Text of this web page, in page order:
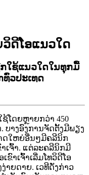
ດີໂອແນວໃດ
ກໃຊ້ແນວໃດໃນທຸກມື້
ວປະເທດ
ຊໂດຍຫາຍກວາ 450
. ບາງອງການຈດຕງມພຽງ
ດໃຫຍອນໆມຄລນກ
າເຈາ. ແຕລະຄລນກມ
ອເຂາເຈາເລມໂທວດໂອ
ງາຍດາຍ. ເວທດງກາວ